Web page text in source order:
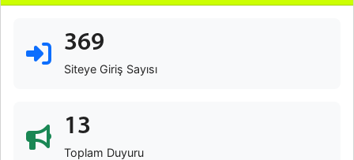
369
Siteye Giriş Sayısı
13
Toplam Duyuru